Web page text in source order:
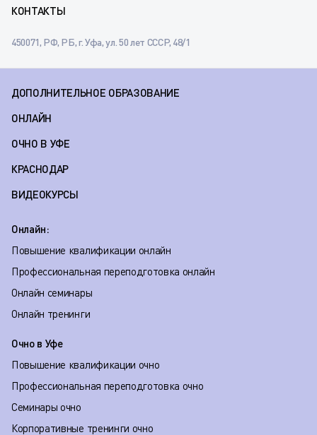
КОНТАКТЫ
450071, РФ, РБ, г. Уфа, ул. 50 лет СССР, 48/1
ДОПОЛНИТЕЛЬНОЕ ОБРАЗОВАНИЕ
ОНЛАЙН
ОЧНО В УФЕ
КРАСНОДАР
ВИДЕОКУРСЫ
Онлайн:
Повышение квалификации онлайн
Профессиональная переподготовка онлайн
Онлайн семинары
Онлайн тренинги
Очно в Уфе
Повышение квалификации очно
Профессиональная переподготовка очно
Семинары очно
Корпоративные тренинги очно